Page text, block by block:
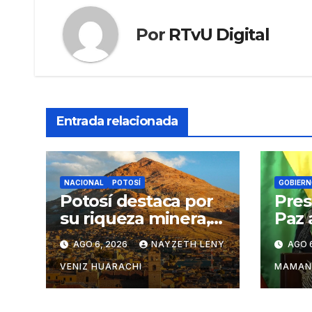
Por RTvU Digital
Entrada relacionada
NACIONAL POTOSÍ
Potosí destaca por
su riqueza minera,
turística y
productiva
AGO 6, 2026 NAYZETH LENY
VENIZ HUARACHI
Paz
del
AGO